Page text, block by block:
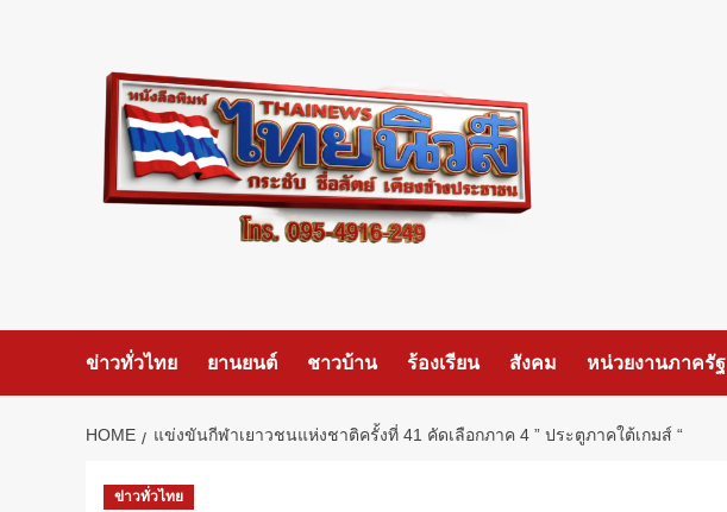
ข่าวทั่วไทย ยานยนต์ ชาวบ้าน ร้องเรียน สังคม หน่วยงานภาครัฐ
HOME แข่งขันกีฬาเยาวชนแห่งชาติครั้งที่ 41 คัดเลือกภาค 4 ” ประตูภาคใต้เกมส์ “
ข่าวทั่วไทย